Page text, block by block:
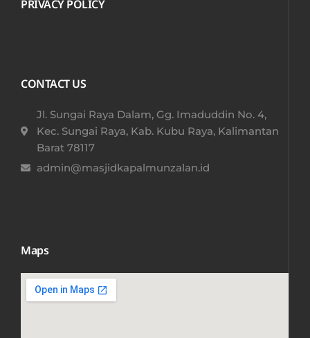
PRIVACY POLICY
CONTACT US
Jl. Sungai Raya Dalam, Gg. Imaduddin No. 4,
Kec. Sungai Raya, Kab. Kubu Raya, Kalimantan
Barat 78117​
admin@masjidkapalmunzalan.id
Maps